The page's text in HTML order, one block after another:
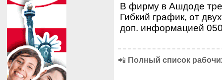
В фирму в Ашдоде
Гибкий график, от
доп. информацией
📲 Полный список